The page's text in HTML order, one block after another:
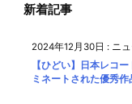
新着記事
2024年12月30日 : ニ
【ひどい】日本レコ
ミネートされた優秀